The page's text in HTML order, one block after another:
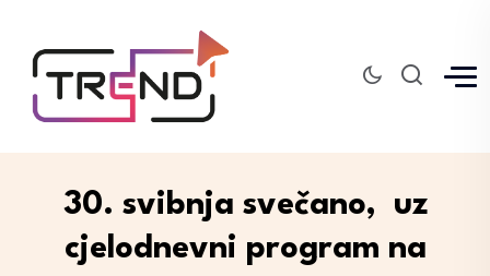
30. svibnja svečano, uz
cjelodnevni program na